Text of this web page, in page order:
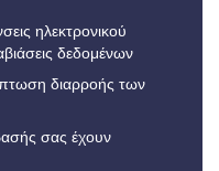
ηλεκτρονικού
δεδομένων
διαρροής των
σας έχουν